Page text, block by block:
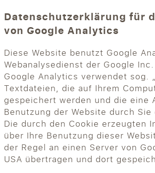
Datenschutzerklärung für
von Google Analytics
Diese Website benutzt Google
Webanalysedienst der Google
Google Analytics verwendet sog.
Textdateien, die auf Ihrem
gespeichert werden und die eine
Benutzung der Website durch Sie
Die durch den Cookie erzeugten
über Ihre Benutzung dieser
der Regel an einen Server von
USA übertragen und dort